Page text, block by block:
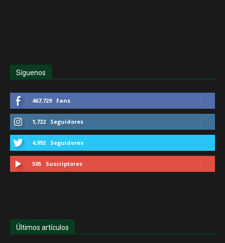
Síguenos
467,729 Fans
1,722 Seguidores
4,992 Seguidores
505 Suscriptores
Últimos artículos